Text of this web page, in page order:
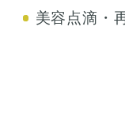
美容点滴・